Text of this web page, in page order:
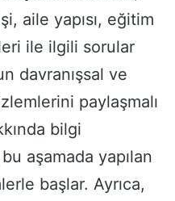
aile yapısı, eğitim
ile ilgili sorular
davranışsal ve
paylaşmalı
bilgi
aşamada yapılan
başlar. Ayrıca,